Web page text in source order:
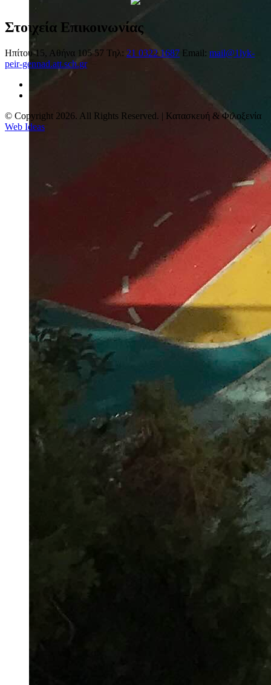
Στοιχεία Επικοινωνίας
Ηπίτου 15, Αθήνα 105 57 Τηλ: 21 0322 1687 Email: mail@1lyk-
peir-gennad.att.sch.gr
© Copyright 2026. All Rights Reserved. | Κατασκευή & Φιλοξενία
Web Ideas